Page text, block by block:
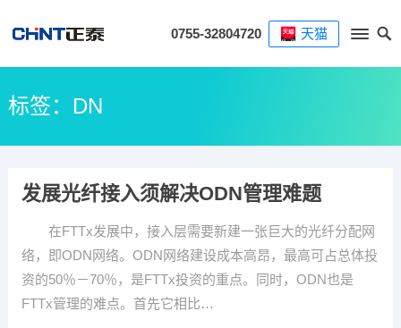
0755-32804720 天猫
标签：DN
发展光纤接入须解决ODN管理难题
在FTTx发展中，接入层需要新建一张巨大的光纤分配网
络，即ODN网络。ODN网络建设成本高昂，最高可占总体投
资的50％－70％，是FTTx投资的重点。同时，ODN也是
FTTx管理的难点。首先它相比…